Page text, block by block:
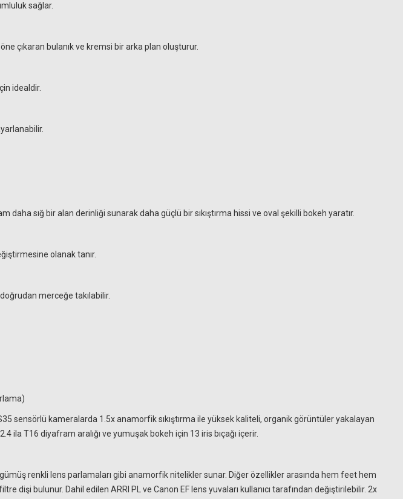
sağlar.
çıkaran bulanık ve kremsi bir arka plan oluşturur.
idealdir.
daha sığ bir alan derinliği sunarak daha güçlü bir sıkıştırma hissi ve oval şekilli bokeh yaratır.
olanak tanır.
merceğe takılabilir.
sensörlü kameralarda 1.5x anamorfik sıkıştırma ile yüksek kaliteli, organik görüntüler yakalayan
ila T16 diyafram aralığı ve yumuşak bokeh için 13 iris bıçağı içerir.
renkli lens parlamaları gibi anamorfik nitelikler sunar. Diğer özellikler arasında hem feet hem
bulunur. Dahil edilen ARRI PL ve Canon EF lens yuvaları kullanıcı tarafından değiştirilebilir. 2x